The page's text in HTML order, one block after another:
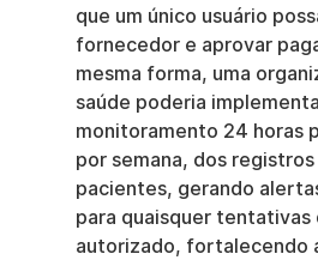
que um único usuário
fornecedor e aprovar
mesma forma, uma
saúde poderia
monitoramento 24 horas
por semana, dos
pacientes, gerando
para quaisquer tentativas
autorizado, fortalecendo